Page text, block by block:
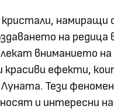
намиращи
на
вниманието
красиви ефекти,
Тези
и интересни